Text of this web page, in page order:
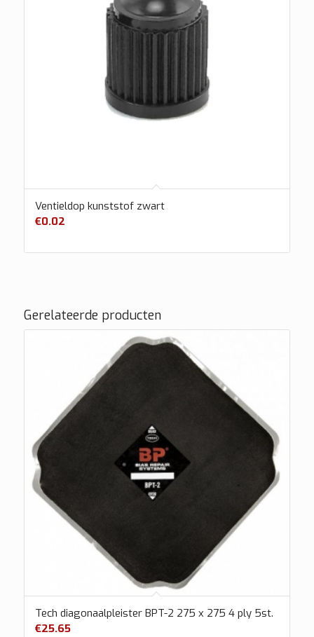
Ventieldop kunststof zwart
€0.02
Gerelateerde producten
Tech diagonaalpleister BPT-2 275 x 275 4 ply 5st.
€25.65